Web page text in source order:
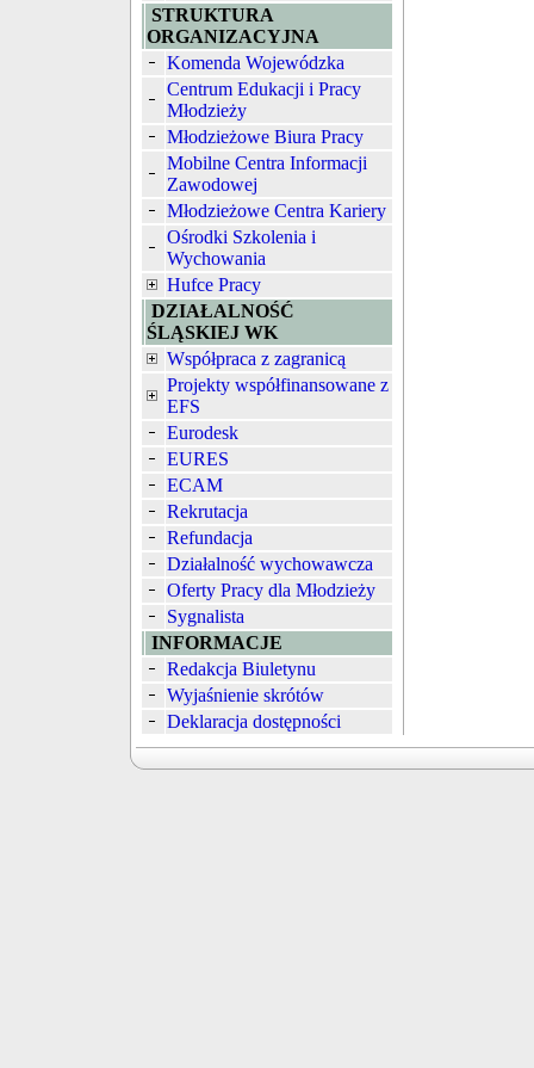
STRUKTURA
ORGANIZACYJNA
Komenda Wojewódzka
Centrum Edukacji i Pracy
Młodzieży
Młodzieżowe Biura Pracy
Mobilne Centra Informacji
Zawodowej
Młodzieżowe Centra Kariery
Ośrodki Szkolenia i
Wychowania
Hufce Pracy
DZIAŁALNOŚĆ
ŚLĄSKIEJ WK
Współpraca z zagranicą
Projekty współfinansowane z
EFS
Eurodesk
EURES
ECAM
Rekrutacja
Refundacja
Działalność wychowawcza
Oferty Pracy dla Młodzieży
Sygnalista
INFORMACJE
Redakcja Biuletynu
Wyjaśnienie skrótów
Deklaracja dostępności